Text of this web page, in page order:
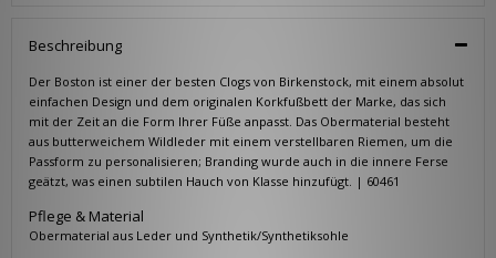
Beschreibung
Der Boston ist einer der besten Clogs von Birkenstock, mit einem absolut
einfachen Design und dem originalen Korkfußbett der Marke, das sich
mit der Zeit an die Form Ihrer Füße anpasst. Das Obermaterial besteht
aus butterweichem Wildleder mit einem verstellbaren Riemen, um die
Passform zu personalisieren; Branding wurde auch in die innere Ferse
geätzt, was einen subtilen Hauch von Klasse hinzufügt. | 60461
Pflege & Material
Obermaterial aus Leder und Synthetik/Synthetiksohle